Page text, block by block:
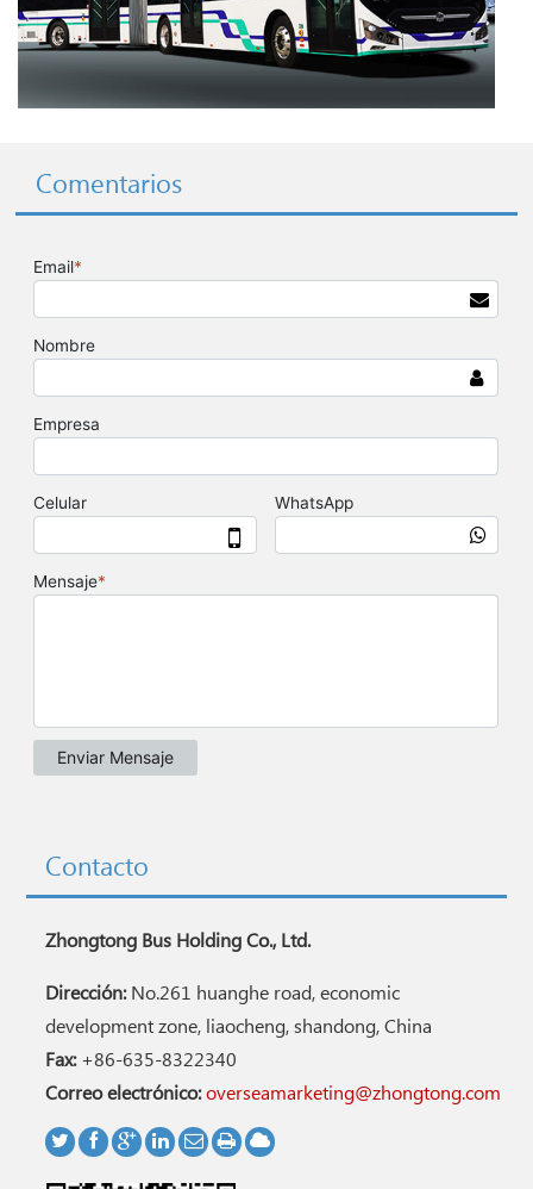
Comentarios
Contacto
Zhongtong Bus Holding Co., Ltd.
Dirección:No.261 huanghe road, economic
development zone, liaocheng, shandong, China
Fax:+86-635-8322340
Correo electrónico:overseamarketing@zhongtong.com